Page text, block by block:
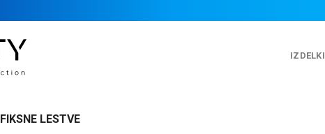
IZDELKI
FIKSNE LESTVE